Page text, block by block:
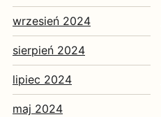
wrzesień 2024
sierpień 2024
lipiec 2024
maj 2024